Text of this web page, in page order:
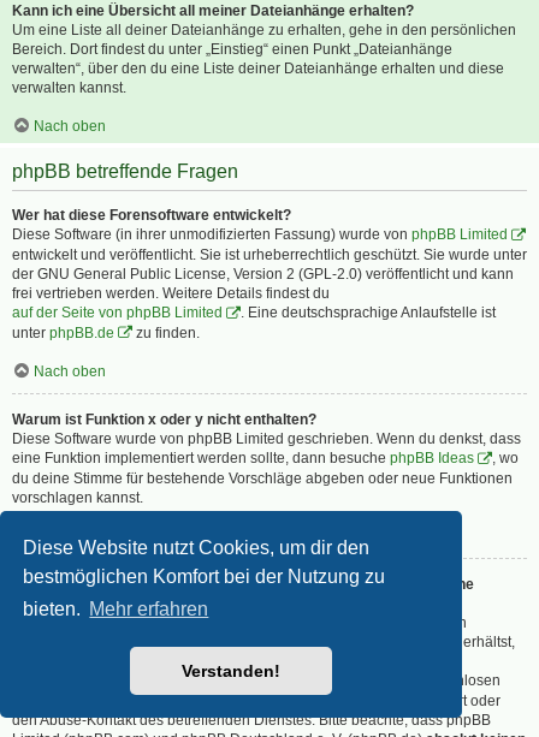
Diese Website nutzt Cookies, um dir den
bestmöglichen Komfort bei der Nutzung zu
bieten. Mehr erfahren
Verstanden!
Kann ich eine Übersicht all meiner Dateianhänge erhalten?
Um eine Liste all deiner Dateianhänge zu erhalten, gehe in den persönlichen
Bereich. Dort findest du unter „Einstieg“ einen Punkt „Dateianhänge
verwalten“, über den du eine Liste deiner Dateianhänge erhalten und diese
verwalten kannst.
Nach oben
phpBB betreffende Fragen
Wer hat diese Forensoftware entwickelt?
Diese Software (in ihrer unmodifizierten Fassung) wurde von phpBB Limited
entwickelt und veröffentlicht. Sie ist urheberrechtlich geschützt. Sie wurde unter
der GNU General Public License, Version 2 (GPL-2.0) veröffentlicht und kann
frei vertrieben werden. Weitere Details findest du
auf der Seite von phpBB Limited
. Eine deutschsprachige Anlaufstelle ist
unter phpBB.de zu finden.
Nach oben
Warum ist Funktion x oder y nicht enthalten?
Diese Software wurde von phpBB Limited geschrieben. Wenn du denkst, dass
eine Funktion implementiert werden sollte, dann besuche phpBB Ideas
, wo
du deine Stimme für bestehende Vorschläge abgeben oder neue Funktionen
vorschlagen kannst.
Nach oben
An wen soll ich mich wenden, falls es Beschwerden oder juristische
Anfragen zu diesem Forum gibt?
Jeder Administrator, der auf der „Das Team“-Seite aufgeführt ist, ist ein
geeigneter Kontakt für deine Beschwerde. Wenn du so keine Antwort erhältst,
solltest du den Besitzer der Domain kontaktieren (führe dazu eine
durch) oder — falls diese Seite bei einem kostenlosen
Webhoster wie z. B. Yahoo!, free.fr, funpic.de usw. liegt — den Support oder
den Abuse-Kontakt des betreffenden Dienstes. Bitte beachte, dass phpBB